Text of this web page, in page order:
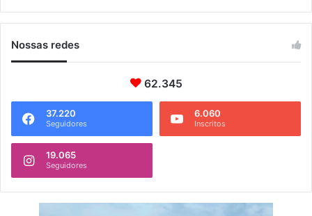
Nossas redes
62.345
37.220
Seguidores
6.060
Inscritos
19.065
Seguidores